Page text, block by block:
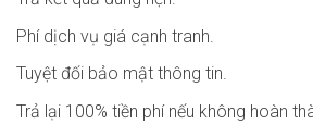
Phí dịch vụ giá cạnh tranh.
Tuyệt đối bảo mật thông tin.
Trả lại 100% tiền phí nếu không hoàn